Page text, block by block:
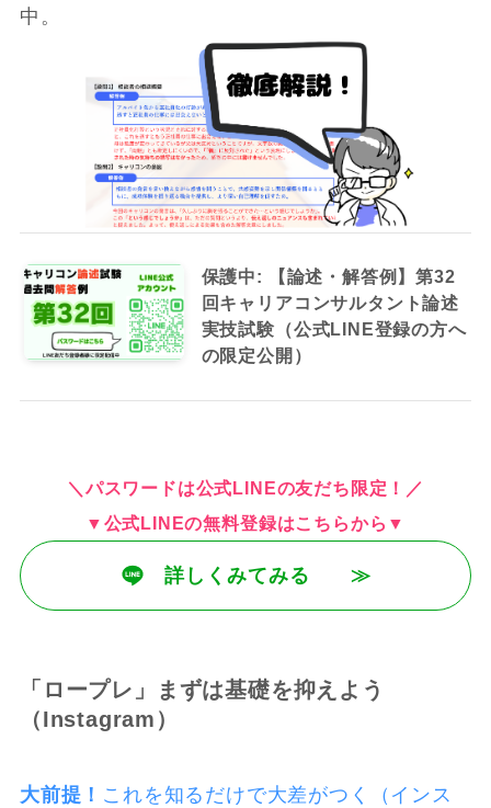
中。
保護中: 【論述・解答例】第32
回キャリアコンサルタント論述
実技試験（公式LINE登録の方へ
の限定公開）
＼パスワードは公式LINEの友だち限定！／
▼公式LINEの無料登録はこちらから▼
詳しくみてみる ≫
「ロープレ」まずは基礎を抑えよう
（Instagram）
大前提！ これを知るだけで大差がつく（インス